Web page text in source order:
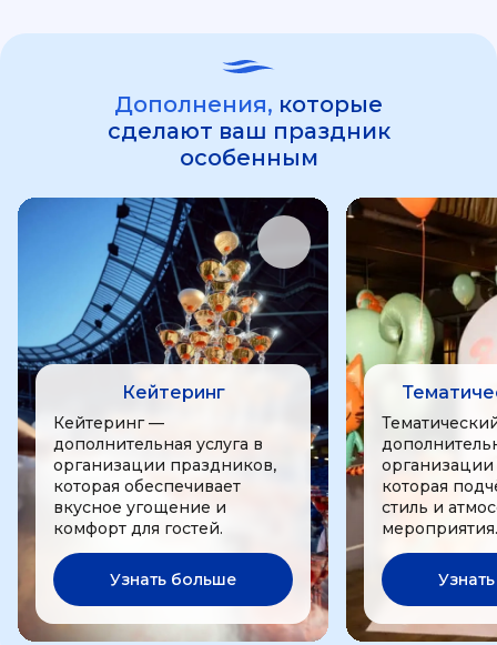
Дополнения, которые
сделают ваш праздник
особенным
Кейтеринг
Кейтеринг —
дополнительная услуга в
организации праздников,
которая обеспечивает
вкусное угощение и
комфорт для гостей.
Узнать больше
которая
стиль и
мероприятия.